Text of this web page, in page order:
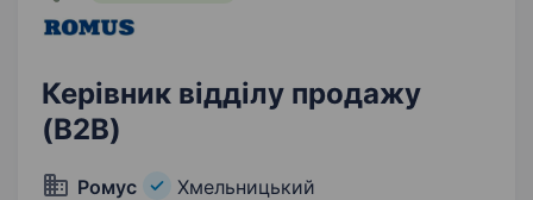
Керівник відділу продажу
(B2B)
Ромус Хмельницький